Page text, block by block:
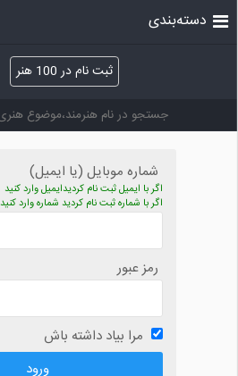
ثبت نام در 100 هنر
دسته‌بندی
شماره موبایل (یا ایمیل)
اگر با ایمیل ثبت نام کردیدایمیل وارد کنید
اگر با شماره ثبت نام کردید شماره وارد کنید 9129876543
رمز عبور
مرا بیاد داشته باش